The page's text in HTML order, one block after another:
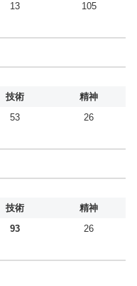
13 105
技術
精神
53 26
技術
精神
93 26